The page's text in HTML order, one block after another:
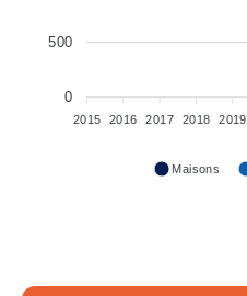
500
0
2015 2016 2017 2018 2019
Maisons